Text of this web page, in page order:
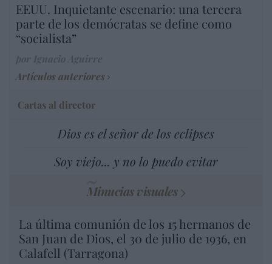
EEUU. Inquietante escenario: una tercera
parte de los demócratas se define como
“socialista”
Artículos anteriores
Cartas al director
Dios es el señor de los eclipses
Soy viejo... y no lo puedo evitar
Minucias visuales
La última comunión de los 15 hermanos de
San Juan de Dios, el 30 de julio de 1936, en
Calafell (Tarragona)